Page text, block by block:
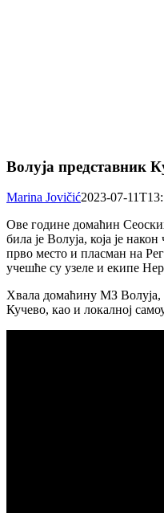
Волуја представник
Marina Jovičić2023-07-
Ове године домаћин
била је Волуја, која је
прво место и пласман на
учешће су узеле и екипе
Хвала домаћину МЗ
Кучево, као и локалној